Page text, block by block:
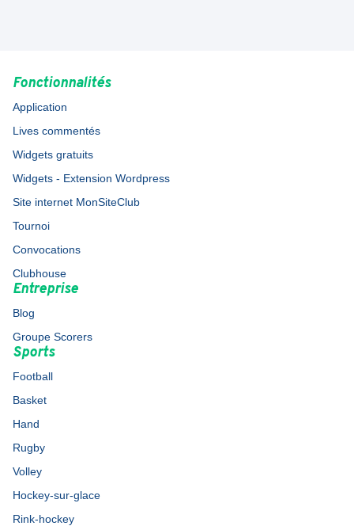
Fonctionnalités
Application
Lives commentés
Widgets gratuits
Widgets - Extension Wordpress
Site internet MonSiteClub
Tournoi
Convocations
Clubhouse
Entreprise
Blog
Groupe Scorers
Sports
Football
Basket
Hand
Rugby
Volley
Hockey-sur-glace
Rink-hockey